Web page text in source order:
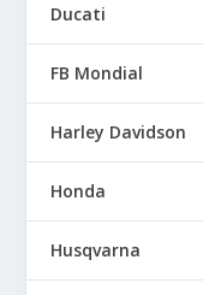
Ducati
FB Mondial
Harley Davidson
Honda
Husqvarna